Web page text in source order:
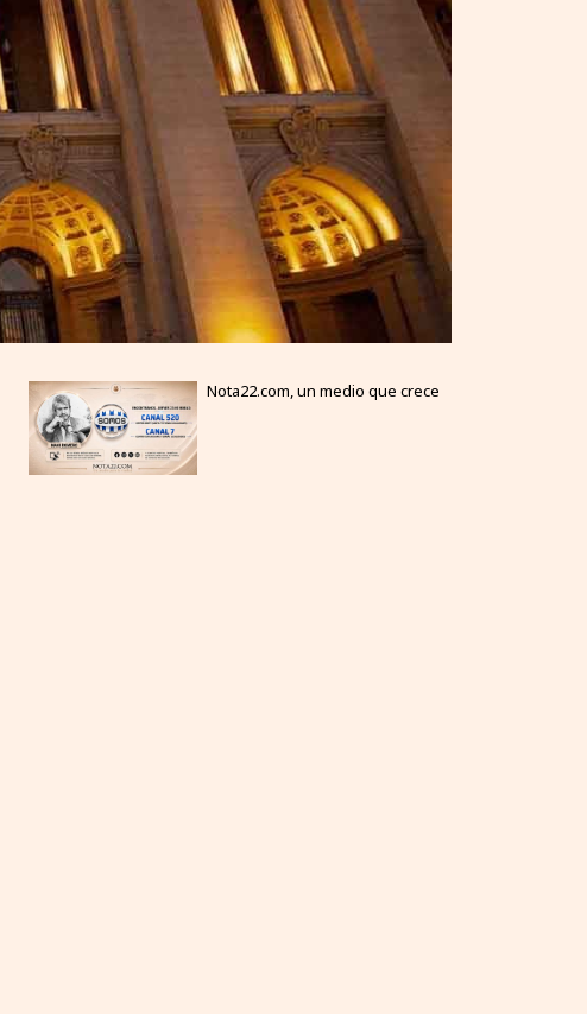
Nota22.com, un medio que crece